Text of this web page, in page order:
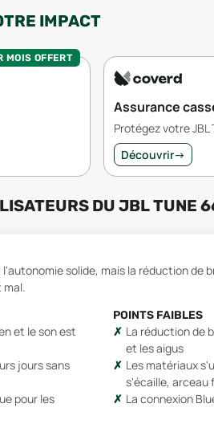
IMPACT
MOIS OFFERT
Assurance
Protégez votre
Découvrir→
DU JBL TUNE
solide, mais la réduction de
et le son est
jours sans
pour les
POINTS FAIBLES
La réduction de
et les aigus
Les matériaux
s'écaille, arceau
La connexion